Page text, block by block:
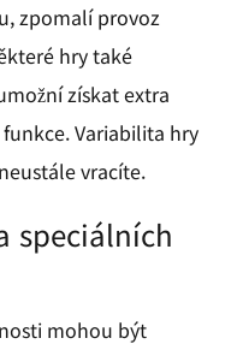
zpomalí provoz
hry také
získat extra
Variabilita hry
vracíte.
speciálních
mohou být